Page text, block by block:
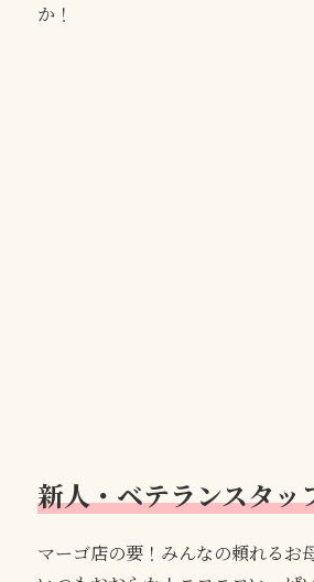
か！
新人・ベテランスタッ
マーゴ店の要！みんなの頼れるお